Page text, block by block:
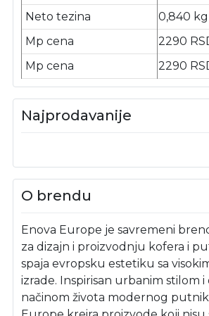
Neto tezina
0,840 kg
Mp cena
2290
Mp cena
2290
Najprodavanije
O brendu
Enova Europe je savremeni
za dizajn i proizvodnju kofera i
spaja evropsku estetiku sa
izrade. Inspirisan urbanim stilom
načinom života modernog